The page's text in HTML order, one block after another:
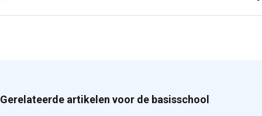
Gerelateerde artikelen voor de basisschool